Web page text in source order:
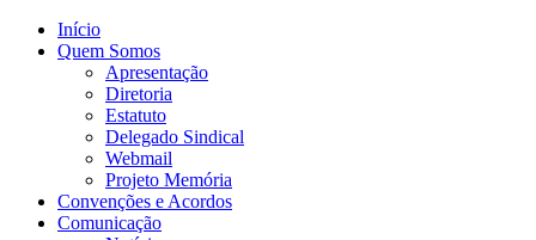
Início
Quem Somos
Apresentação
Diretoria
Estatuto
Delegado Sindical
Webmail
Projeto Memória
Convenções e Acordos
Comunicação